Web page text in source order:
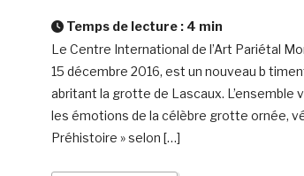
Temps de lecture : 4 min
Le Centre International de l’Art Pariétal
15 décembre 2016, est un nouveau b
abritant la grotte de Lascaux. L’ensemble
les émotions de la célèbre grotte ornée,
Préhistoire » selon […]